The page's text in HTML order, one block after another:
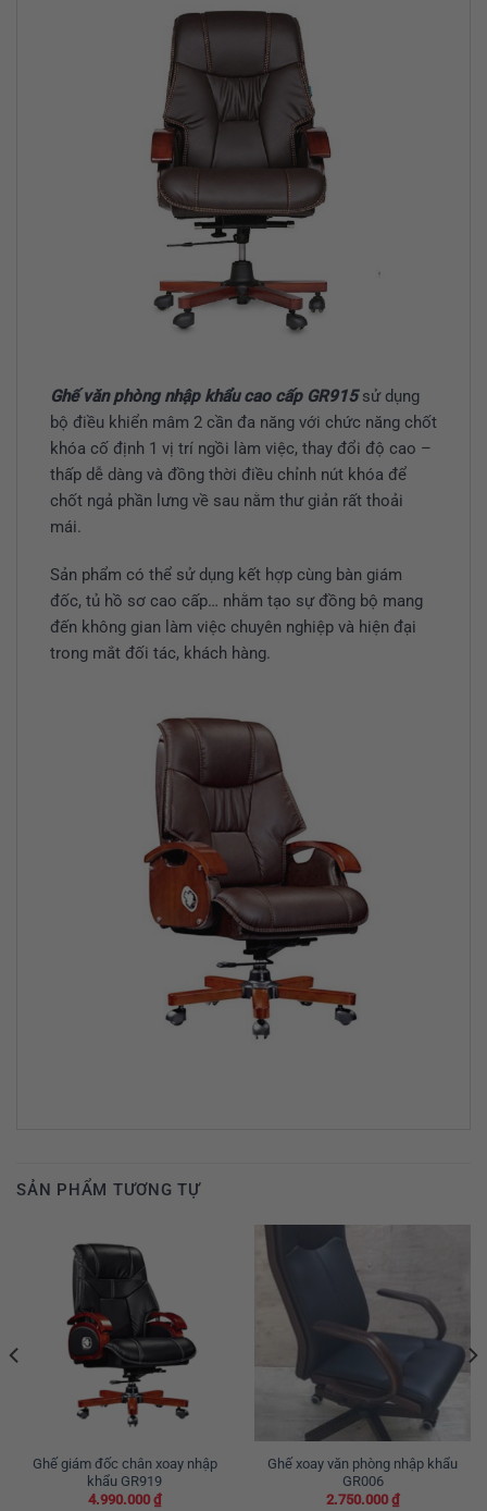
Ghế văn phòng nhập khẩu cao cấp GR915sử dụng
bộ điều khiển mâm 2 cần đa năng với chức năng chốt
khóa cố định 1 vị trí ngồi làm việc, thay đổi độ cao –
thấp dễ dàng và đồng thời điều chỉnh nút khóa để
chốt ngả phần lưng về sau nằm thư giản rất thoải
mái.
Sản phẩm có thể sử dụng kết hợp cùng bàn giám
đốc, tủ hồ sơ cao cấp… nhằm tạo sự đồng bộ mang
đến không gian làm việc chuyên nghiệp và hiện đại
trong mắt đối tác, khách hàng.
SẢN PHẨM TƯƠNG TỰ
Ghế giám đốc chân xoay nhập
khẩu GR919
4.990.000 ₫
Ghế xoay văn phòng nhập khẩu
GR006
2.750.000 ₫